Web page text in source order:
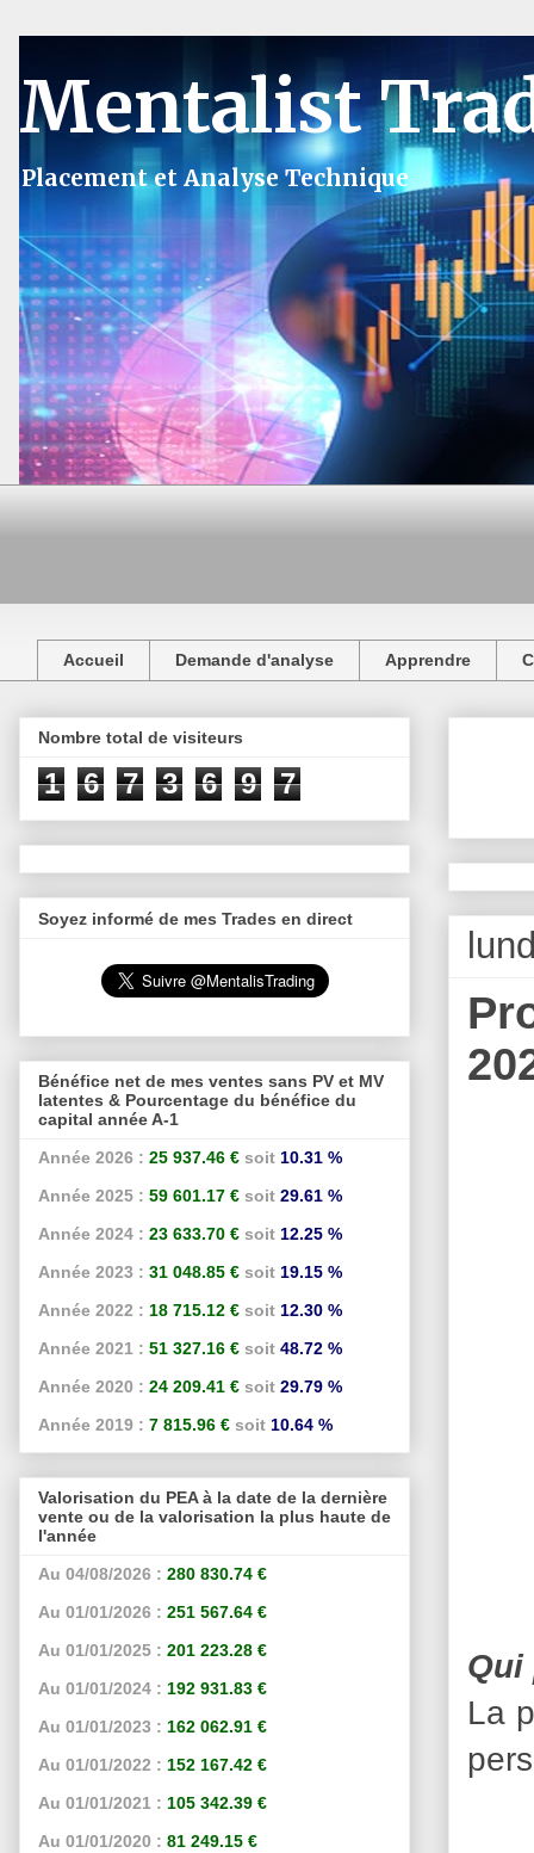
Mentalist
Placement et Analyse Technique
Accueil Demande d'analyse Apprendre
Qui
La
Nombre total de visiteurs
1 6 7 3 6 9 7
Soyez informé de mes Trades en direct
Bénéfice net de mes ventes sans PV et MV
latentes & Pourcentage du bénéfice du
capital année A-1
Année 2026 : 25 937.46 € soit 10.31 %
Année 2025 : 59 601.17 € soit 29.61 %
Année 2024 : 23 633.70 € soit 12.25 %
Année 2023 : 31 048.85 € soit 19.15 %
Année 2022 : 18 715.12 € soit 12.30 %
Année 2021 : 51 327.16 € soit 48.72 %
Année 2020 : 24 209.41 € soit 29.79 %
Année 2019 : 7 815.96 € soit 10.64 %
Valorisation du PEA à la date de la dernière
vente ou de la valorisation la plus haute de
l'année
Au 04/08/2026 : 280 830.74 €
Au 01/01/2026 : 251 567.64 €
Au 01/01/2025 : 201 223.28 €
Au 01/01/2024 : 192 931.83 €
Au 01/01/2023 : 162 062.91 €
Au 01/01/2022 : 152 167.42 €
Au 01/01/2021 : 105 342.39 €
Au 01/01/2020 : 81 249.15 €